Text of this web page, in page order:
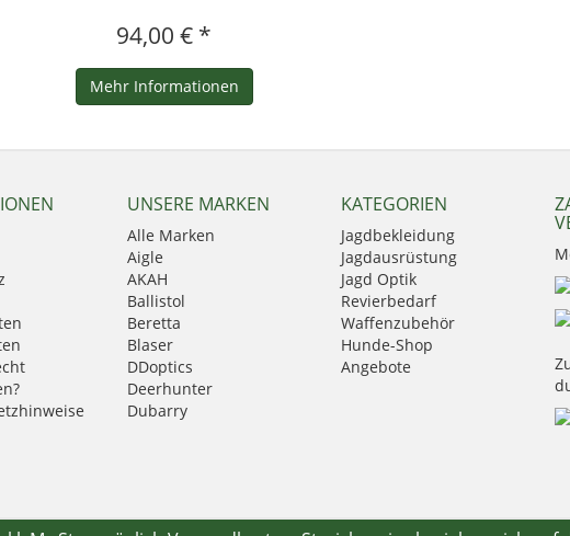
94,00 € *
Mehr Informationen
UNSERE MARKEN
Alle Marken
Aigle
AKAH
Ballistol
Beretta
Blaser
DDoptics
Deerhunter
Dubarry
HikMicro
KATEGORIEN
Jagdbekleidung
Jagdausrüstung
Jagd Optik
Revierbedarf
Waffenzubehör
Hunde-Shop
Angebote